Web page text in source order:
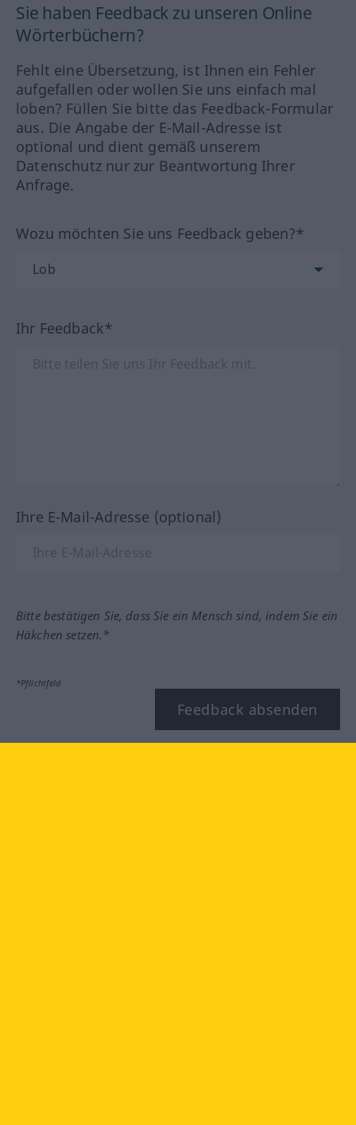
Sie haben Feedback zu unseren Online
Wörterbüchern?
Fehlt eine Übersetzung, ist Ihnen ein Fehler
aufgefallen oder wollen Sie uns einfach mal
loben? Füllen Sie bitte das Feedback-Formular
aus. Die Angabe der E-Mail-Adresse ist
optional und dient gemäß unserem
Datenschutz nur zur Beantwortung Ihrer
Anfrage.
Wozu möchten Sie uns Feedback geben?*
Ihr Feedback*
Ihre E-Mail-Adresse (optional)
Bitte bestätigen Sie, dass Sie ein Mensch sind, indem Sie ein
Häkchen setzen.*
*Pflichtfeld
Feedback absenden